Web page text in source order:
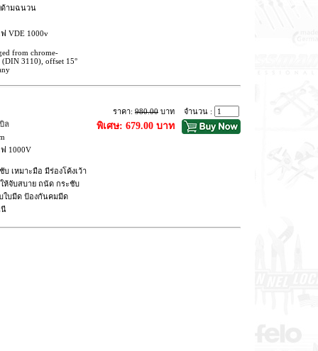
ด้ามฉนวน
VDE 1000v
from chrome-
(DIN 3110), offset 15°
ล
1000V
บ เหมาะมือ มีร่องโค้งเว้า
ห้จับสบาย ถนัด กระชับ
ใบมีด ป้องกันคมมีด
นี
ราคา: 980.00 บาท
พิเศษ: 679.00 บาท
จำนวน :